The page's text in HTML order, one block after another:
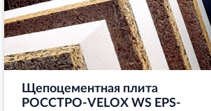
Щепоцементная плита
РОССТРО-VELOX WS EPS-